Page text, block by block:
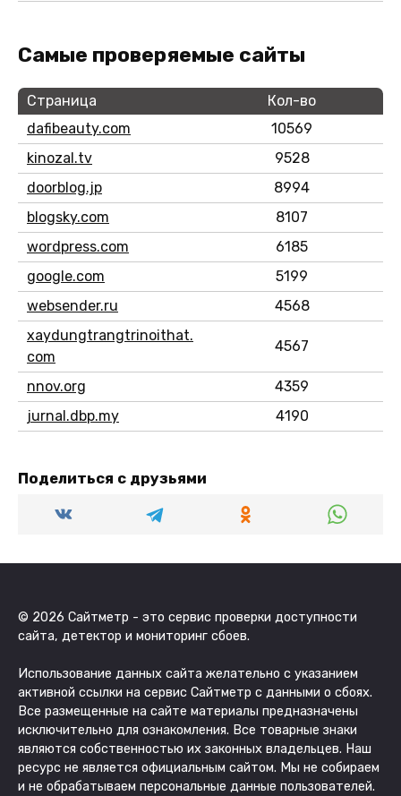
Самые проверяемые сайты
Страница
Кол-во
dafibeauty.com
10569
kinozal.tv
9528
doorblog.jp
8994
blogsky.com
8107
wordpress.com
6185
google.com
5199
websender.ru
4568
xaydungtrangtrinoithat.
com
4567
nnov.org
4359
jurnal.dbp.my
4190
Поделиться с друзьями
© 2026 Сайтметр - это сервис проверки доступности
сайта, детектор и мониторинг сбоев.
Использование данных сайта желательно с указанием
активной ссылки на сервис Сайтметр с данными о сбоях.
Все размещенные на сайте материалы предназначены
исключительно для ознакомления. Все товарные знаки
являются собственностью их законных владельцев. Наш
ресурс не является официальным сайтом. Мы не собираем
и не обрабатываем персональные данные пользователей.